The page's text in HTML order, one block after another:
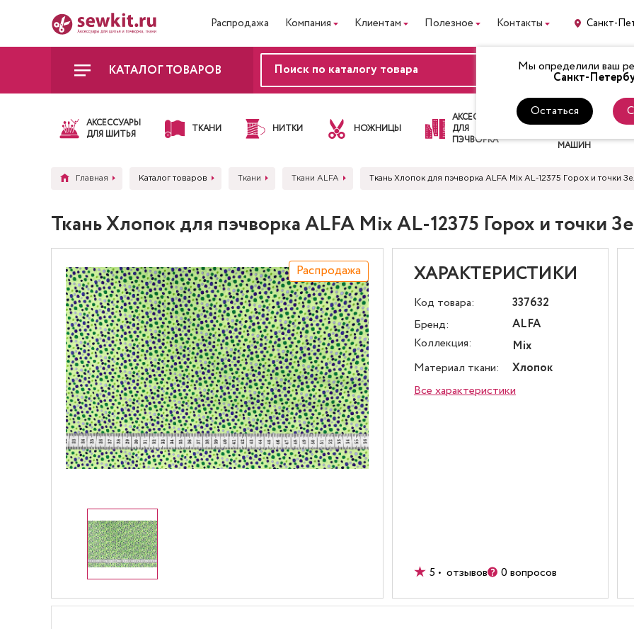
Распродажа Компания Клиентам Полезное Контакты Санкт-
Мы определили ваш
Санкт-
Остаться
КАТАЛОГ ТОВАРОВ ВХОД
АКСЕССУАРЫ
ДЛЯ ШИТЬЯ
ТКАНИ НИТКИ НОЖНИЦЫ
АКСЕССУАРЫ
ДЛЯ
ПЭЧВОРКА
ЛАПКИ
ДЛЯ
МАШИН
Главная Каталог товаров Ткани Ткани ALFA Ткань Хлопок для пэчворка ALFA Mix AL-12375 Горох и точки
Ткань Хлопок для пэчворка ALFA Mix AL-12375 Горох и точки
Распродажа ХАРАКТЕРИСТИКИ
Код товара:
337632
Бренд:
ALFA
Коллекция:
Mix
Материал ткани:
Хлопок
Все характеристики
5 • отзывов 0 вопросов